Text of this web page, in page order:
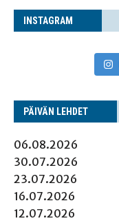
INS­TA­GRAM
PÄI­VÄN LEHDET
06.08.2026
30.07.2026
23.07.2026
16.07.2026
12.07.2026